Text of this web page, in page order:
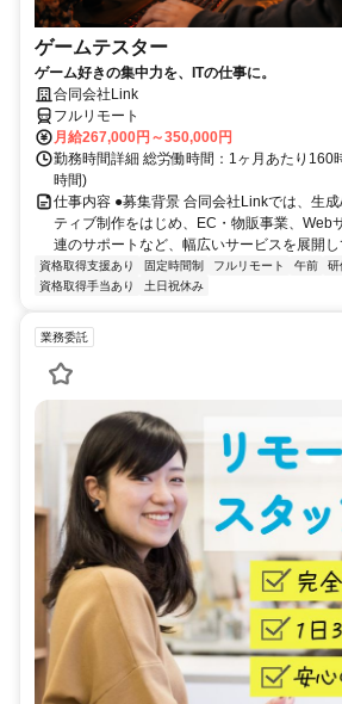
ゲームテスター
ゲーム好きの集中力を、ITの仕事に。
合同会社Link
フルリモート
月給267,000円～350,000円
勤務時間詳細 総労働時間：1ヶ月あたり160
時間)
仕事内容 ●募集背景 合同会社Linkでは、生
ティブ制作をはじめ、EC・物販事業、Web
連のサポートなど、幅広いサービスを展開し
資格取得支援あり 固定時間制 フルリモート 午前 研
資格取得手当あり
土日祝休み
業務委託